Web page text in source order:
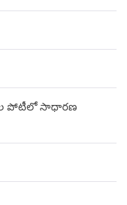
పోటీలో సాధారణ